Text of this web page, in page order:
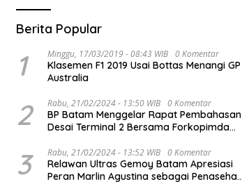
Berita Popular
1 Minggu, 17/03/2019 - 08:43 WIB 0 Komentar
Klasemen F1 2019 Usai Bottas Menangi GP
Australia
2 Rabu, 21/02/2024 - 13:50 WIB 0 Komentar
BP Batam Menggelar Rapat Pembahasan
Desai Terminal 2 Bersama Forkopimda
3 Rabu, 21/02/2024 - 13:52 WIB 0 Komentar
Relawan Ultras Gemoy Batam Apresiasi
Peran Marlin Agustina sebagai Penasehat